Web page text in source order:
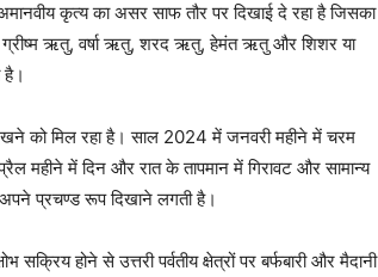
कृत्य का असर साफ तौर पर दिखाई दे रहा है जिसका
ग्रीष्म ऋतु, वर्षा ऋतु, शरद ऋतु, हेमंत ऋतु और शिशर या
को मिल रहा है। साल 2024 में जनवरी महीने में चरम
महीने में दिन और रात के तापमान में गिरावट और सामान्य
प्रचण्ड रूप दिखाने लगती है।
होने से उत्तरी पर्वतीय क्षेत्रों पर बर्फबारी और मैदानी